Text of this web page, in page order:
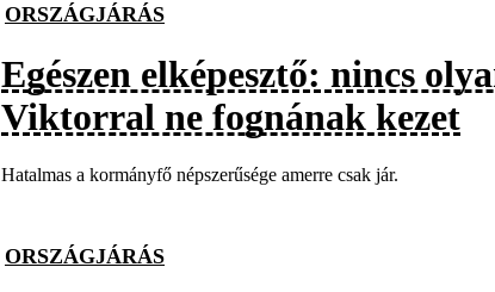
ORSZÁGJÁRÁS
Egészen elképesztő: nincs
Viktorral ne fognának kezet
Hatalmas a kormányfő népszerűsége amerre csak jár.
ORSZÁGJÁRÁS